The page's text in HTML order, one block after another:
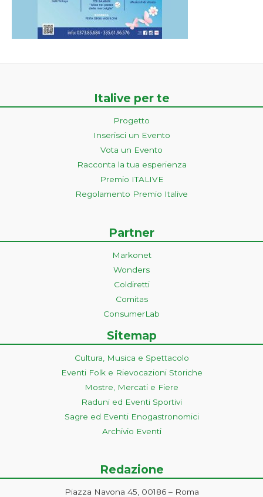
Italive per te
Progetto
Inserisci un Evento
Vota un Evento
Racconta la tua esperienza
Premio ITALIVE
Regolamento Premio Italive
Partner
Markonet
Wonders
Coldiretti
Comitas
ConsumerLab
Sitemap
Cultura, Musica e Spettacolo
Eventi Folk e Rievocazioni Storiche
Mostre, Mercati e Fiere
Raduni ed Eventi Sportivi
Sagre ed Eventi Enogastronomici
Archivio Eventi
Redazione
Piazza Navona 45, 00186 – Roma